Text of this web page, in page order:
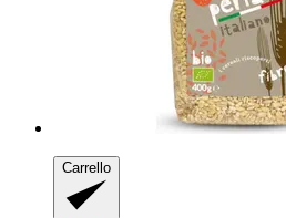
Carrello